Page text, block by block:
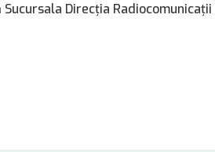
Direcţia Radiocomunicaţii